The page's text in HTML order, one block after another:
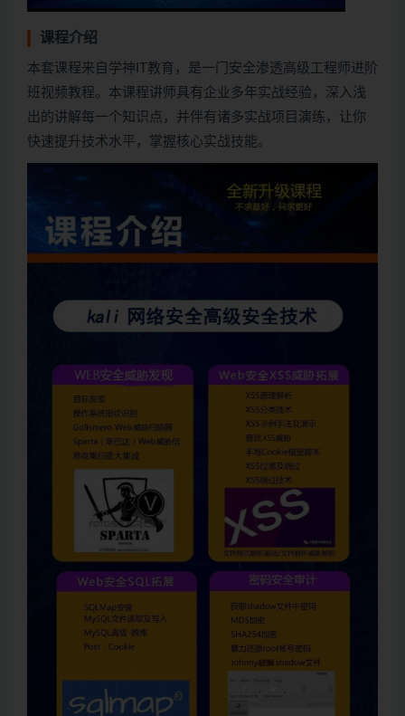
课程介绍
本套课程来自学神IT教育，是一门安全渗透高级工程师进阶
班视频教程。本课程讲师具有企业多年实战经验，深入浅
出的讲解每一个知识点，并伴有诸多实战项目演练，让你
快速提升技术水平，掌握核心实战技能。